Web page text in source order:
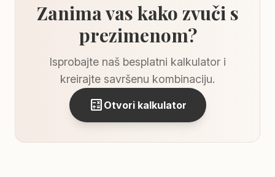
Zanima vas kako zvuči s
prezimenom?
Isprobajte naš besplatni kalkulator i
kreirajte savršenu kombinaciju.
calculate Otvori kalkulator